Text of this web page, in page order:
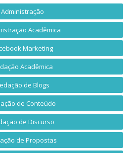
Administração
Acadêmica
Marketing
Acadêmica
de Blogs
de Conteúdo
de Discurso
de Propostas